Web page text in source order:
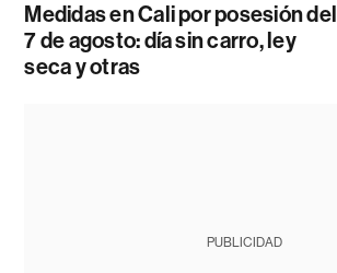
Medidas en Cali por posesión del
7 de agosto: día sin carro, ley
seca y otras
PUBLICIDAD